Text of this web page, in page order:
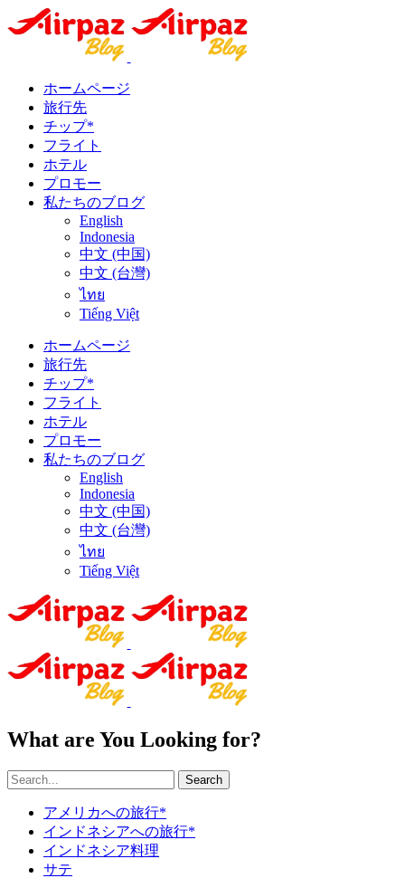
ホームページ
旅行先
チップ*
フライト
ホテル
プロモー
私たちのブログ
English
Indonesia
中文 (中国)
中文 (台灣)
ไทย
Tiếng Việt
ホームページ
旅行先
チップ*
フライト
ホテル
プロモー
私たちのブログ
English
Indonesia
中文 (中国)
中文 (台灣)
ไทย
Tiếng Việt
What are You Looking for?
Search
アメリカへの旅行*
インドネシアへの旅行*
インドネシア料理
サテ